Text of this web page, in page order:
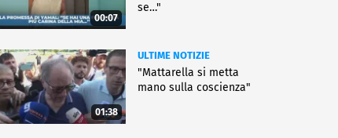
00:07
se…"
01:38
ULTIME NOTIZIE
"Mattarella si metta
mano sulla coscienza"